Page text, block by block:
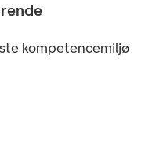
kompetencemiljø